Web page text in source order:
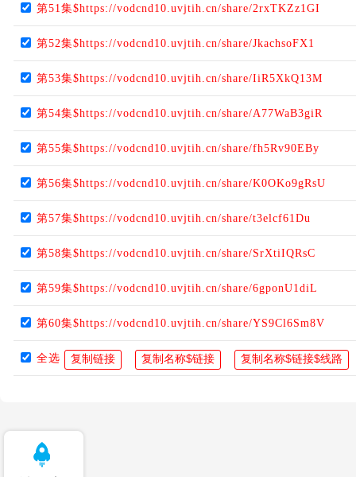
第51集$https://vodcnd10.uvjtih.cn/share/2rxTKZz1GI
第52集$https://vodcnd10.uvjtih.cn/share/JkachsoFX1
第53集$https://vodcnd10.uvjtih.cn/share/IiR5XkQ13M
第54集$https://vodcnd10.uvjtih.cn/share/A77WaB3giR
第55集$https://vodcnd10.uvjtih.cn/share/fh5Rv90EBy
第56集$https://vodcnd10.uvjtih.cn/share/K0OKo9gRsU
第57集$https://vodcnd10.uvjtih.cn/share/t3elcf61Du
第58集$https://vodcnd10.uvjtih.cn/share/SrXtiIQRsC
第59集$https://vodcnd10.uvjtih.cn/share/6gponU1diL
第60集$https://vodcnd10.uvjtih.cn/share/YS9Cl6Sm8V
全选